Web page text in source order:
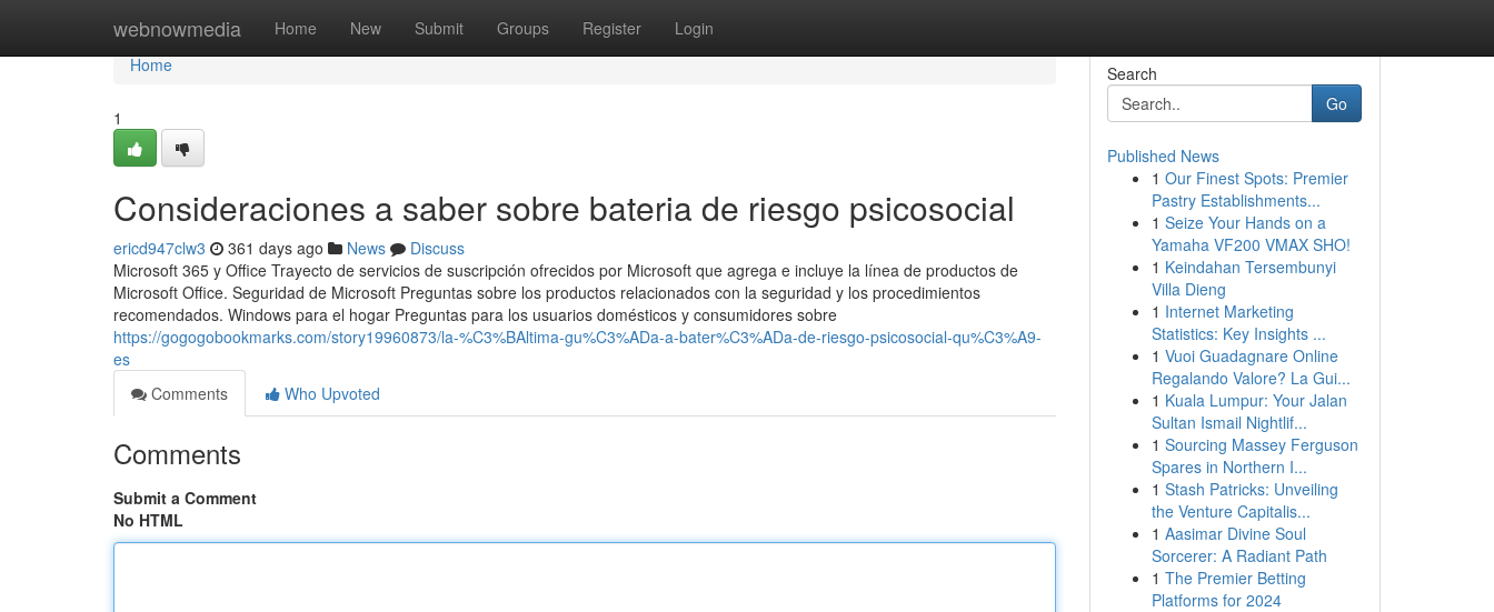
webnowmedia Home New Submit Groups Register Login
Home
Home
1
Consideraciones a saber sobre bateria de riesgo psicosocial
ericd947clw3 361 days ago News
Discuss
Microsoft 365 y Office Trayecto de servicios de suscripción ofrecidos por Microsoft que agrega e incluye la línea de productos de
Microsoft Office. Seguridad de Microsoft Preguntas sobre los productos relacionados con la seguridad y los procedimientos
recomendados. Windows para el hogar Preguntas para los usuarios domésticos y consumidores sobre
https://gogogobookmarks.com/story19960873/la-%C3%BAltima-gu%C3%ADa-a-bater%C3%ADa-de-riesgo-psicosocial-qu%C3%A9-
es
Comments
Who Upvoted
Comments
Submit a Comment
No HTML
Search
Go
Published News
1 Our Finest Spots: Premier
Pastry Establishments...
1 Seize Your Hands on a
Yamaha VF200 VMAX SHO!
1 Keindahan Tersembunyi
Villa Dieng
1 Internet Marketing
Statistics: Key Insights ...
1 Vuoi Guadagnare Online
Regalando Valore? La Gui...
1 Kuala Lumpur: Your Jalan
Sultan Ismail Nightlif...
1 Sourcing Massey Ferguson
Spares in Northern I...
1 Stash Patricks: Unveiling
the Venture Capitalis...
1 Aasimar Divine Soul
Sorcerer: A Radiant Path
1 The Premier Betting
Platforms for 2024